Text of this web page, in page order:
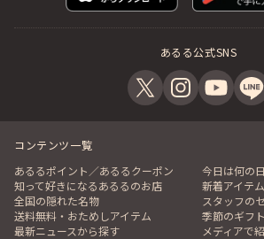
あるる公式SNS
コンテンツ一覧
あるるポイント／あるるクーポン
今日は何の日
知って好きになるあるるのお店
新着アイテム
全国の隠れた名物
スタッフの
送料無料・おためしアイテム
季節のギフト
最新ニュースから探す
メディアで